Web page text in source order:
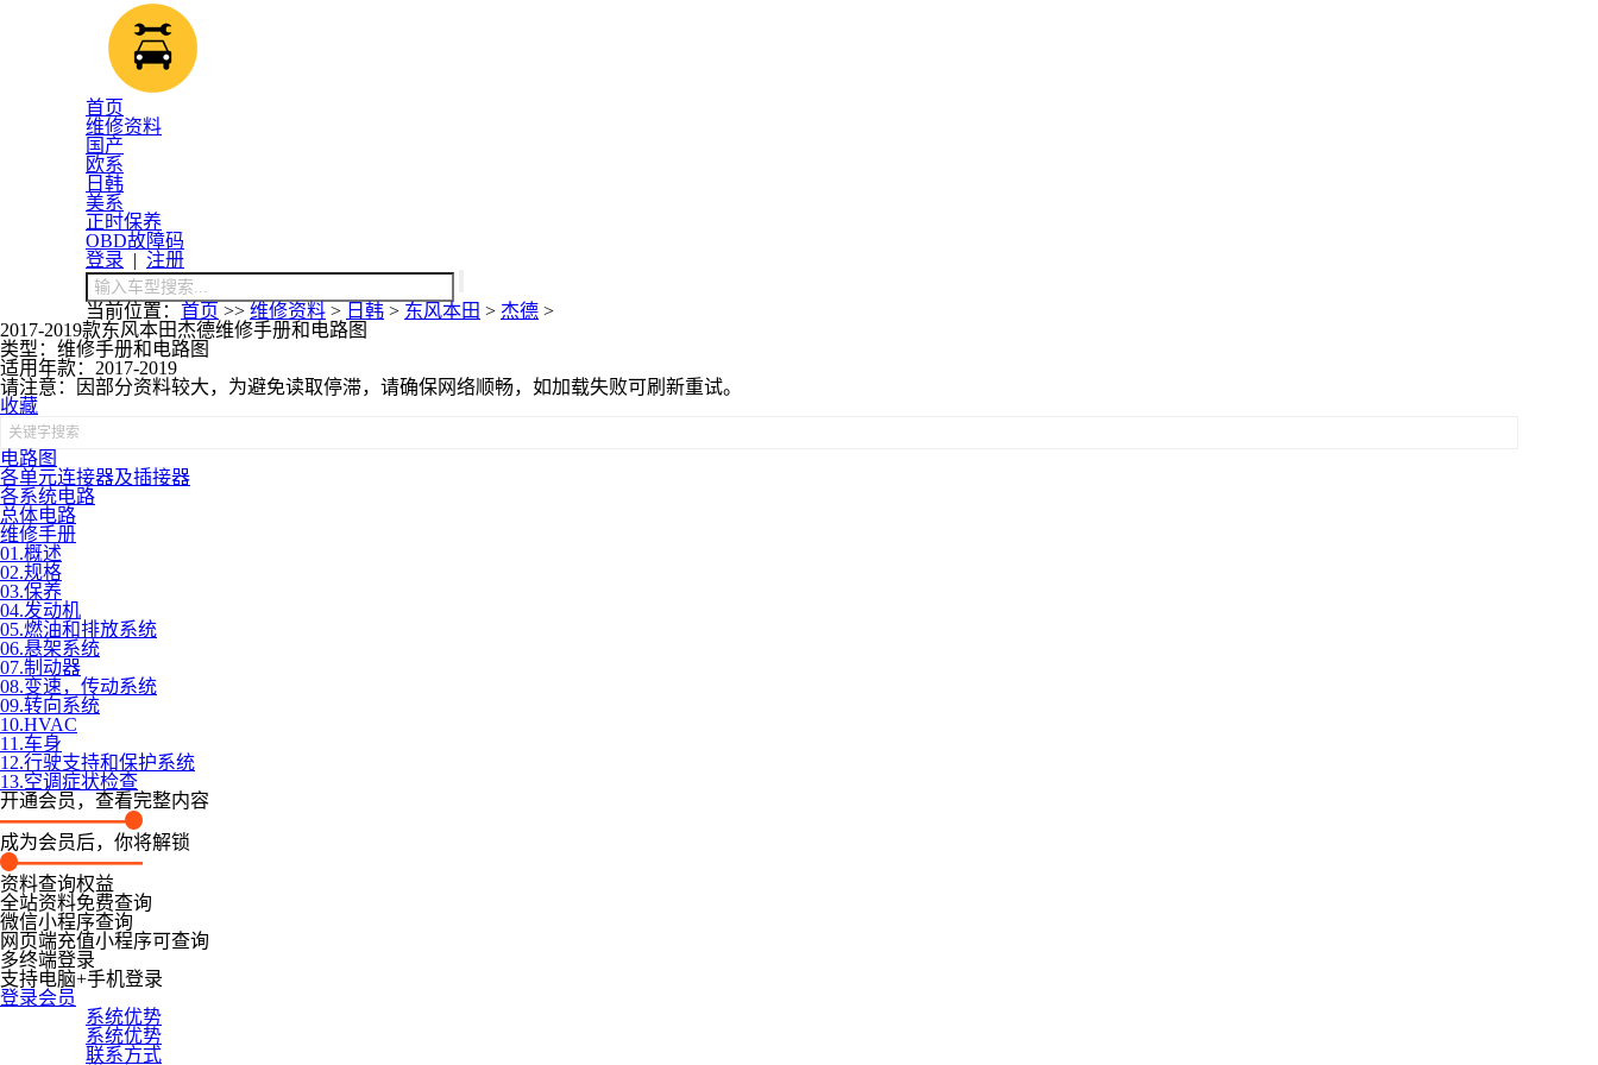
首页
维修资料
国产
欧系
日韩
美系
正时保养
OBD故障码
登录 | 注册
当前位置： 首页 >> 维修资料 > 日韩 > 东风本田 > 杰德 >
2017-2019款东风本田杰德维修手册和电路图
类型：维修手册和电路图
适用年款：2017-2019
请注意：因部分资料较大，为避免读取停滞，请确保网络顺畅，如加载失败可刷新重试。
收藏
电路图
各单元连接器及插接器
各系统电路
总体电路
维修手册
01.概述
02.规格
03.保养
04.发动机
05.燃油和排放系统
06.悬架系统
07.制动器
08.变速，传动系统
09.转向系统
10.HVAC
11.车身
12.行驶支持和保护系统
13.空调症状检查
开通会员，查看完整内容
成为会员后，你将解锁
资料查询权益
全站资料免费查询
微信小程序查询
网页端充值小程序可查询
多终端登录
支持电脑+手机登录
登录会员
系统优势
系统优势
联系方式